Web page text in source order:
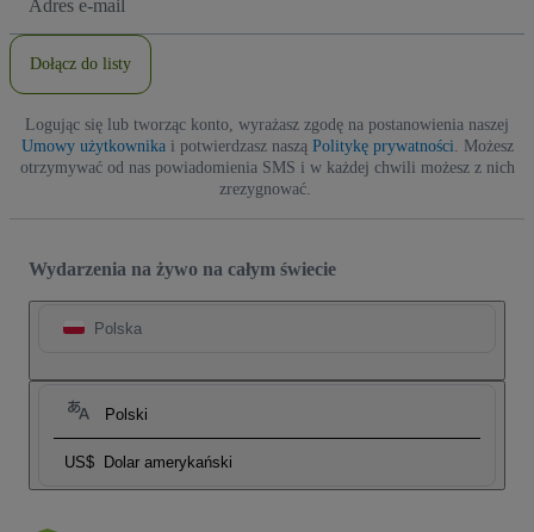
e-
Dołącz do listy
Logując się lub tworząc konto, wyrażasz zgodę na postanowienia naszej
Umowy użytkownikai potwierdzasz naszą Politykę prywatności. Możesz
otrzymywać od nas powiadomienia SMS i w każdej chwili możesz z nich
zrezygnować.
Wydarzenia na żywo na całym świecie
Polska
Polski
US$ Dolar amerykański